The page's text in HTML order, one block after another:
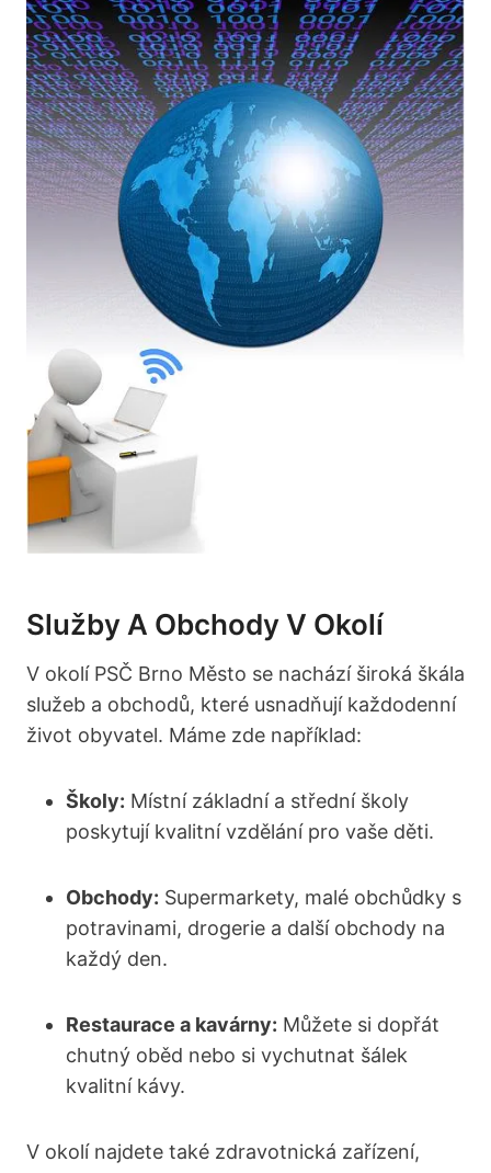
Služby⁣ A‌ Obchody V Okolí
V okolí PSČ Brno Město se nachází‍ široká škála
služeb⁤ a obchodů, ⁤které ⁢usnadňují každodenní
život ‍obyvatel. Máme zde například:
Školy: Místní základní a střední školy
poskytují kvalitní vzdělání pro vaše děti.
Obchody: Supermarkety, malé obchůdky s
potravinami, drogerie a další obchody na
každý ​den.
Restaurace a kavárny: Můžete si dopřát⁢
chutný oběd nebo si vychutnat šálek
kvalitní​ kávy.
V okolí najdete také​ zdravotnická zařízení,